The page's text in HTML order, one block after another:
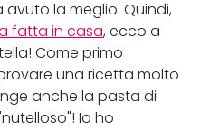
la meglio. Quindi,
fatta in casa, ecco a
Come primo
una ricetta molto
anche la pasta di
Io ho